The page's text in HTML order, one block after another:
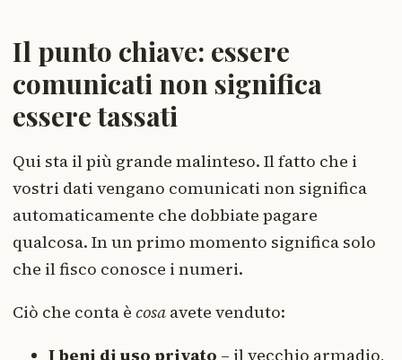
Il punto chiave: essere
comunicati non significa
essere tassati
Qui sta il più grande malinteso. Il fatto che i
vostri dati vengano comunicati non significa
automaticamente che dobbiate pagare
qualcosa. In un primo momento significa solo
che il fisco conosce i numeri.
Ciò che conta è cosa avete venduto:
I beni di uso privato – il vecchio armadio,